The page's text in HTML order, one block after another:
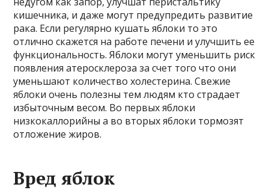
кишечника, и даже могут предупредить развитие
рака. Если регулярно кушать яблоки то это
отлично скажется на работе печени и улучшить ее
функциональность. Яблоки могут уменьшить риск
появления атеросклероза за счет того что они
уменьшают количество холестерина. Свежие
яблоки очень полезны тем людям кто страдает
избыточным весом. Во первых яблоки
низкокаллорийны а во вторых яблоки тормозят
отложение жиров.
Вред яблок